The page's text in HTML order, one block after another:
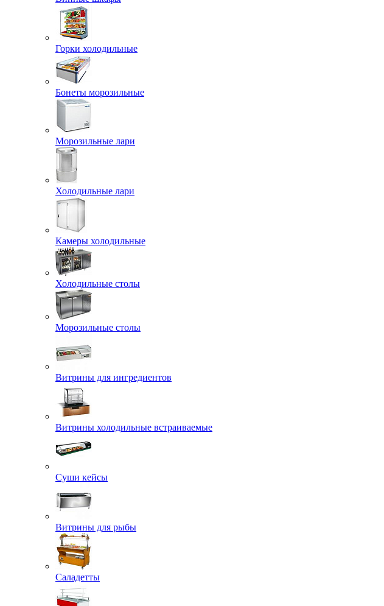
Горки холодильные
Бонеты морозильные
Морозильные лари
Холодильные лари
Камеры холодильные
Холодильные столы
Морозильные столы
Витрины для ингредиентов
Витрины холодильные встраиваемые
Суши кейсы
Витрины для рыбы
Саладетты